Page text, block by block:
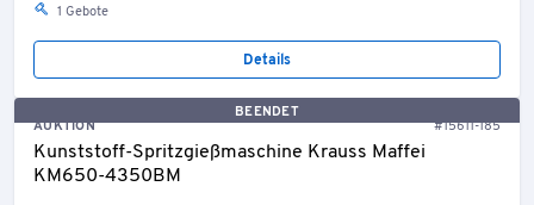
1 Gebote
Details
BEENDET
AUKTION
#15611-185
Kunststoff-Spritzgießmaschine Krauss Maffei
KM650-4350BM